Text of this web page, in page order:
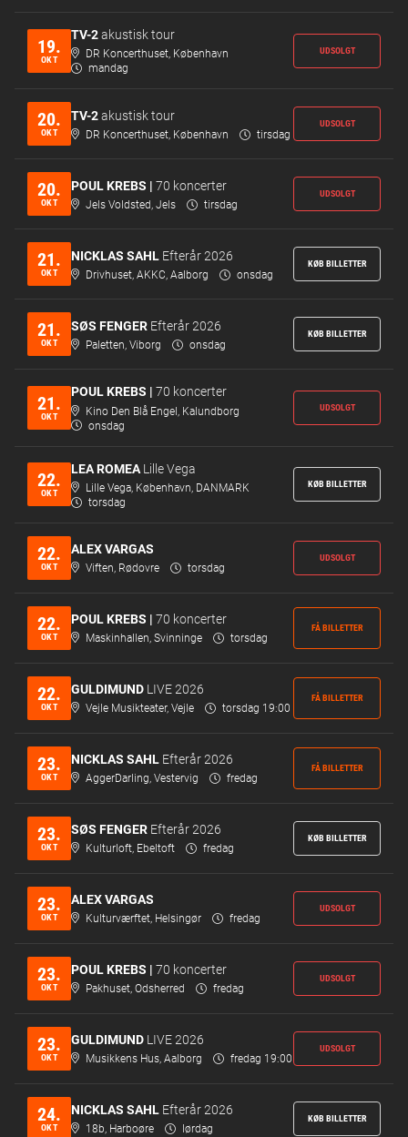
19.
OKT
TV-2akustisk tour
DR Koncerthuset, København
mandag
UDSOLGT
20.
OKT
TV-2akustisk tour
DR Koncerthuset, København tirsdag
UDSOLGT
20.
OKT
POUL KREBS | 70 koncerter
Jels Voldsted, Jels tirsdag
UDSOLGT
21.
OKT
NICKLAS SAHL Efterår 2026
Drivhuset, AKKC, Aalborg onsdag
KØB BILLETTER
21.
OKT
SØS FENGER Efterår 2026
Paletten, Viborg onsdag
KØB BILLETTER
21.
OKT
POUL KREBS | 70 koncerter
Kino Den Blå Engel, Kalundborg
onsdag
UDSOLGT
22.
OKT
LEA ROMEA Lille Vega
Lille Vega, København, DANMARK
torsdag
KØB BILLETTER
22.
OKT
ALEX VARGAS
Viften, Rødovre torsdag
UDSOLGT
22.
OKT
POUL KREBS | 70 koncerter
Maskinhallen, Svinninge torsdag
FÅ BILLETTER
22.
OKT
GULDIMUND LIVE 2026
Vejle Musikteater, Vejle torsdag 19:00
FÅ BILLETTER
23.
OKT
NICKLAS SAHL Efterår 2026
AggerDarling, Vestervig fredag
FÅ BILLETTER
23.
OKT
SØS FENGER Efterår 2026
Kulturloft, Ebeltoft fredag
KØB BILLETTER
23.
OKT
ALEX VARGAS
Kulturværftet, Helsingør fredag
UDSOLGT
23.
OKT
POUL KREBS | 70 koncerter
Pakhuset, Odsherred fredag
UDSOLGT
23.
OKT
GULDIMUND LIVE 2026
Musikkens Hus, Aalborg fredag 19:00
UDSOLGT
24.
OKT
NICKLAS SAHL Efterår 2026
18b, Harboøre lørdag
KØB BILLETTER